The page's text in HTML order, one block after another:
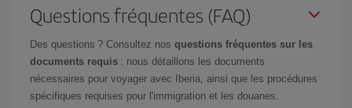
Questions fréquentes (FAQ)
Des questions ? Consultez nos questions fréquentes sur les
documents requis : nous détaillons les documents
nécessaires pour voyager avec Iberia, ainsi que les procédures
spécifiques requises pour l'immigration et les douanes.